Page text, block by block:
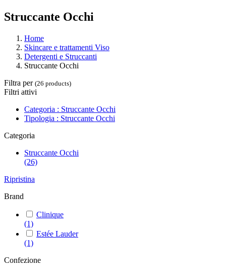
Struccante Occhi
Home
Skincare e trattamenti Viso
Detergenti e Struccanti
Struccante Occhi
Filtra per (26 products)
Filtri attivi
Categoria : Struccante Occhi
Tipologia : Struccante Occhi
Categoria
Struccante Occhi
(26)
Ripristina
Brand
Clinique
(1)
Estée Lauder
(1)
Confezione